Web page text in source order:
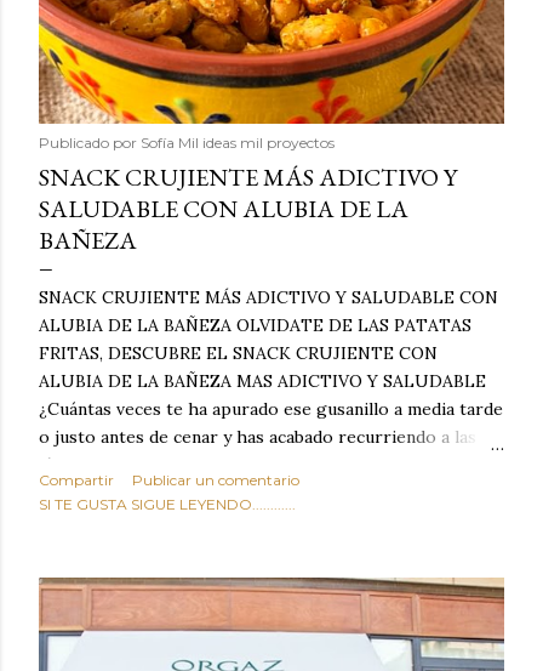
Publicado por Sofía Mil ideas mil proyectos
SNACK CRUJIENTE MÁS ADICTIVO Y
SALUDABLE CON ALUBIA DE LA
BAÑEZA
SNACK CRUJIENTE MÁS ADICTIVO Y SALUDABLE CON
ALUBIA DE LA BAÑEZA OLVIDATE DE LAS PATATAS
FRITAS, DESCUBRE EL SNACK CRUJIENTE CON
ALUBIA DE LA BAÑEZA MAS ADICTIVO Y SALUDABLE
¿Cuántas veces te ha apurado ese gusanillo a media tarde
o justo antes de cenar y has acabado recurriendo a las
típicas patatas de bolsa, frutos secos fritos o snacks
ultraprocesados llenos de grasas saturadas y sodio?
sabroso, con ese toque tostado y crujiente que tanto nos
satisface. Estas alubias crujientes al horno van a cambiar
por completo tu forma de ver las legumbres. Olvídate de
asociar las alubias únicamente a los guisos tradicionales y
Compartir
Publicar un comentario
SI TE GUSTA SIGUE LEYENDO............